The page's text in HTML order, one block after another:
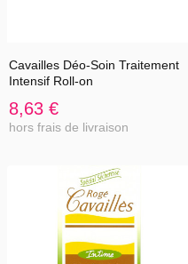
Cavailles Déo-Soin Traitement
Intensif Roll-on
8,63 €
hors frais de livraison